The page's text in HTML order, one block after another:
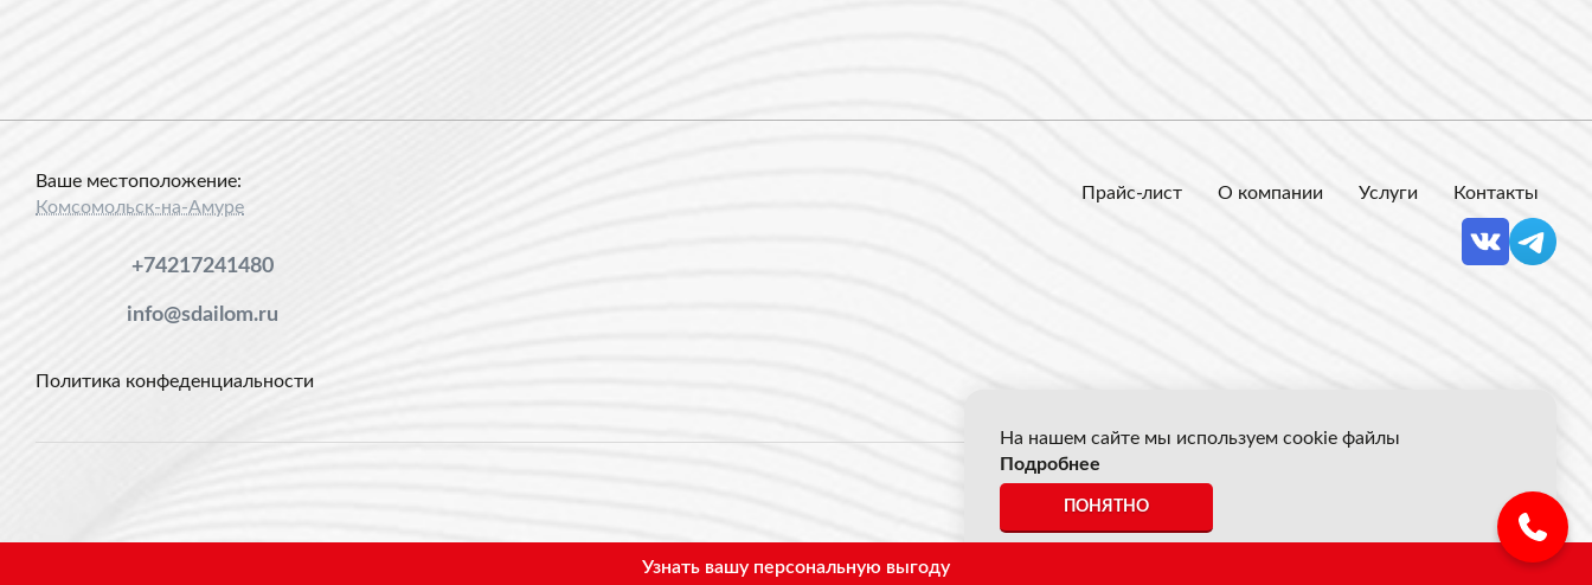
Ваше местоположение:
Комсомольск-на-Амуре
+74217241480
info@sdailom.ru
Политика конфеденциальности
Прайс-лист О компании Услуги Контакты
© 2026 Акрон Скрап
*Все цены указанные на сайте не являются публичной офертой.
На нашем сайте мы используем cookie файлы
Подробнее
ПОНЯТНО
Узнать вашу персональную выгоду